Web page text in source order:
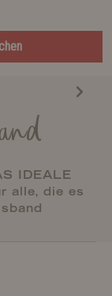
IDEALE
alle, die es